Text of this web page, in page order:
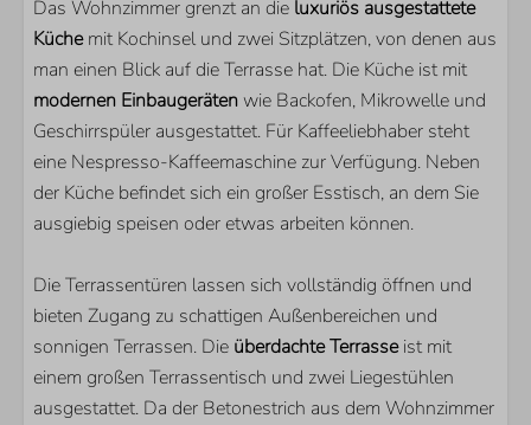
KÜCHE
Kühlschrank mit Gefrierfach
Nespresso Kaffeemachine
Backofen
Mikrowelle
Geschirrspülmaschine
LAGE
Nur wenige Gehminuten vom Banjaardstrand entfernt
PARKEN
Das Wohnzimmer grenzt an die luxuriös ausgestattete
Küchemit Kochinsel und zwei Sitzplätzen, von denen aus
man einen Blick auf die Terrasse hat. Die Küche ist mit
modernen Einbaugerätenwie Backofen, Mikrowelle und
Geschirrspüler ausgestattet. Für Kaffeeliebhaber steht
eine Nespresso-Kaffeemaschine zur Verfügung. Neben
der Küche befindet sich ein großer Esstisch, an dem Sie
ausgiebig speisen oder etwas arbeiten können.
Die Terrassentüren lassen sich vollständig öffnen und
bieten Zugang zu schattigen Außenbereichen und
sonnigen Terrassen. Die überdachte Terrasseist mit
einem großen Terrassentisch und zwei Liegestühlen
ausgestattet. Da der Betonestrich aus dem Wohnzimmer